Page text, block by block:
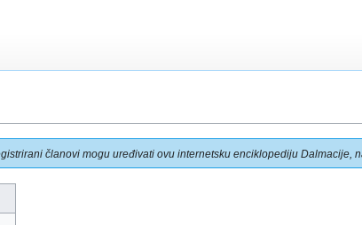
članovi mogu uređivati ovu internetsku enciklopediju Dalmacije,